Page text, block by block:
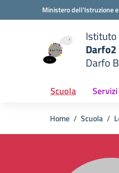
Vai ai contenuti
Vai al menu di navigazione
Ministero dell'Istruzione
scuola
Istituto
Darfo2
Darfo
Scuola Servizi
Home Scuola